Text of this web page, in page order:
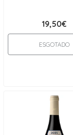
19,50€
ESGOTADO